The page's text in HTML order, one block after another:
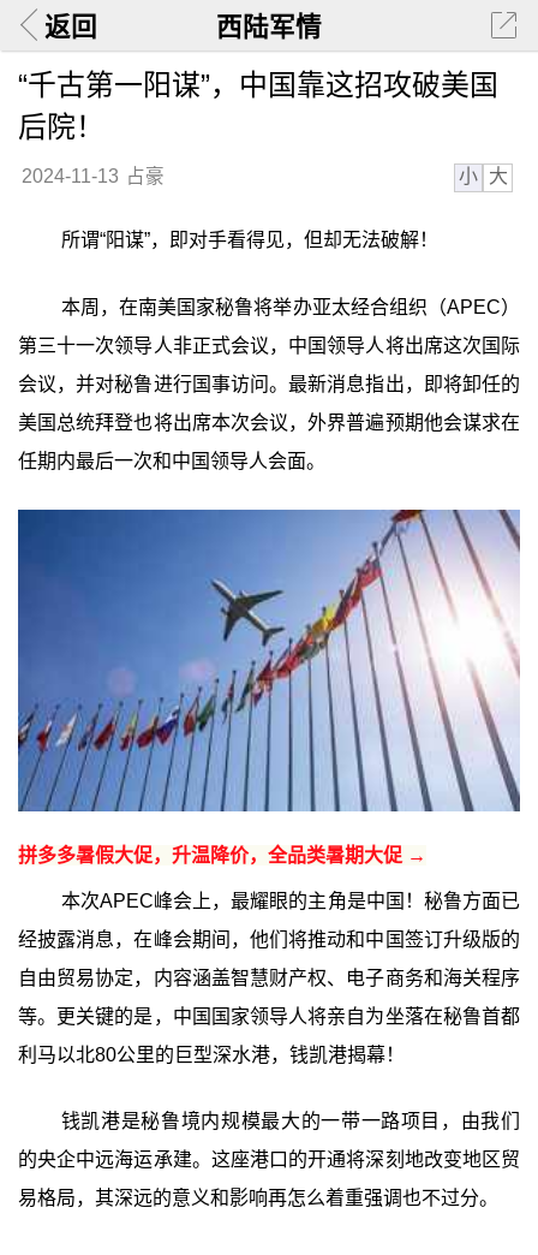
返回 西陆军情
“千古第一阳谋”，中国靠这招攻破美国
后院！
2024-11-13 占豪 小 大
所谓“阳谋”，即对手看得见，但却无法破解！
本周，在南美国家秘鲁将举办亚太经合组织（APEC）
第三十一次领导人非正式会议，中国领导人将出席这次国际
会议，并对秘鲁进行国事访问。最新消息指出，即将卸任的
美国总统拜登也将出席本次会议，外界普遍预期他会谋求在
任期内最后一次和中国领导人会面。
拼多多暑假大促，升温降价，全品类暑期大促 →
本次APEC峰会上，最耀眼的主角是中国！秘鲁方面已
经披露消息，在峰会期间，他们将推动和中国签订升级版的
自由贸易协定，内容涵盖智慧财产权、电子商务和海关程序
等。更关键的是，中国国家领导人将亲自为坐落在秘鲁首都
利马以北80公里的巨型深水港，钱凯港揭幕！
钱凯港是秘鲁境内规模最大的一带一路项目，由我们
的央企中远海运承建。这座港口的开通将深刻地改变地区贸
易格局，其深远的意义和影响再怎么着重强调也不过分。